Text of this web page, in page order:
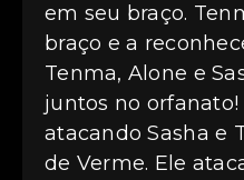
em seu braço.
braço e a
Tenma, Alone e
juntos no
atacando Sasha e
de Verme. Ele